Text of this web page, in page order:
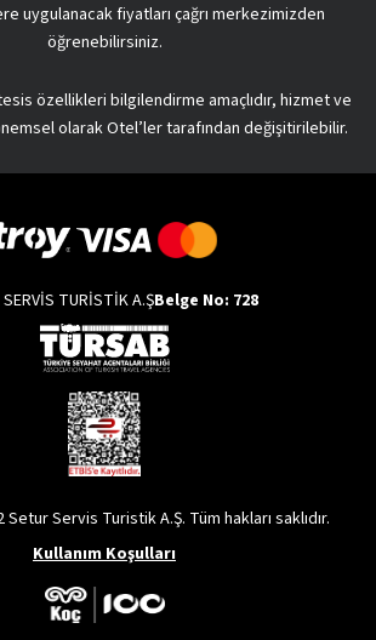
uygulanacak fiyatları çağrı merkezimizden
öğrenebilirsiniz.
özellikleri bilgilendirme amaçlıdır, hizmet ve
olarak Otel’ler tarafından değişitirilebilir.
TURİSTİK A.ŞBelge No: 728
Servis Turistik A.Ş. Tüm hakları saklıdır.
Kullanım Koşulları